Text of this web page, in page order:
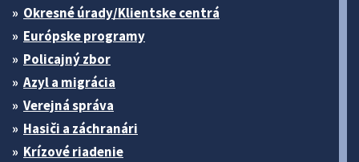
Okresné úrady/Klientske centrá
Európske programy
Policajný zbor
Azyl a migrácia
Verejná správa
Hasiči a záchranári
Krízové riadenie